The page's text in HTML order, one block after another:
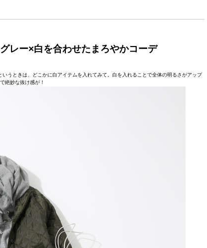
レー×白を合わせたまろやかコーデ
うときは、どこかに白アイテムを入れてみて。白を入れることで全体の明るさがアップ
絶妙な抜け感が！